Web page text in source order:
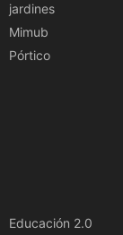
jardines
Mimub
Pórtico
Educación 2.0